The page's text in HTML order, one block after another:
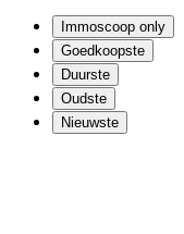
Immoscoop only
Goedkoopste
Duurste
Oudste
Nieuwste